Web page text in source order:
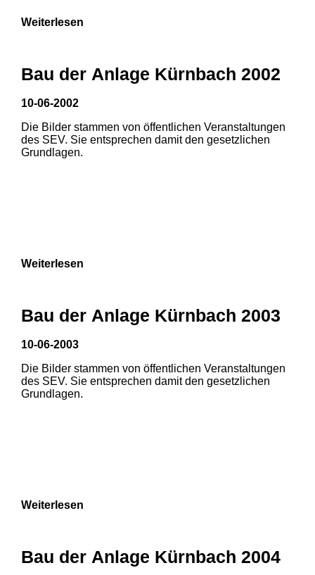
3
Weiterlesen
Bau der Anlage Kürnbach 2002
10-06-2002
Die Bilder stammen von öffentlichen Veranstaltungen
des SEV. Sie entsprechen damit den gesetzlichen
Grundlagen.
Weiterlesen
Bau der Anlage Kürnbach 2003
10-06-2003
Die Bilder stammen von öffentlichen Veranstaltungen
des SEV. Sie entsprechen damit den gesetzlichen
Grundlagen.
Weiterlesen
Bau der Anlage Kürnbach 2004